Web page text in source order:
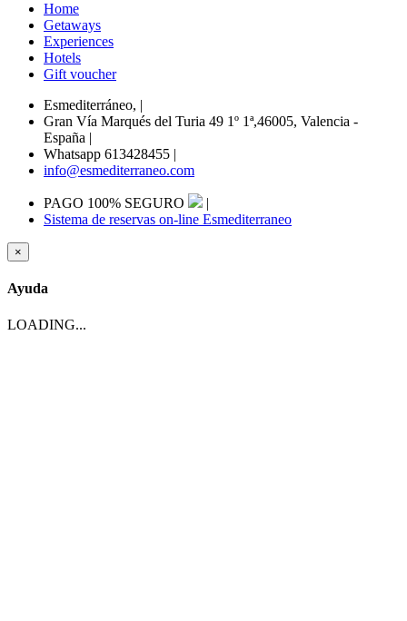
Home
Getaways
Experiences
Hotels
Gift voucher
Esmediterráneo, |
Gran Vía Marqués del Turia 49 1º 1ª,46005, Valencia -
España |
Whatsapp 613428455 |
info@esmediterraneo.com
PAGO 100% SEGURO
|
Sistema de reservas on-line Esmediterraneo
×
Ayuda
LOADING...